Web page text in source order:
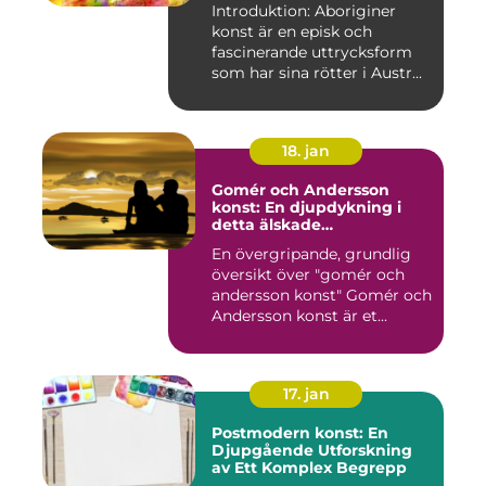
Introduktion: Aboriginer
konst är en episk och
fascinerande uttrycksform
som har sina rötter i Austr...
18. jan
Gomér och Andersson
konst: En djupdykning i
detta älskade
En övergripande, grundlig
översikt över "gomér och
andersson konst" Gomér och
Andersson konst är et...
17. jan
Postmodern konst: En
Djupgående Utforskning
av Ett Komplex Begrepp